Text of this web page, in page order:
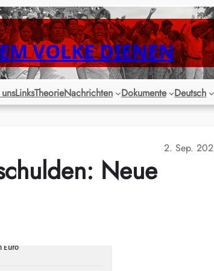
VOLKE DIENEN
LinksTheorieNachrichten Dokumente Deutsch
2. Sep.
Neue